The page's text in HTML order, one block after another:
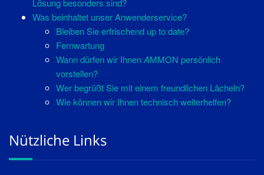
Was beinhaltet unser Anwenderservice?
Bleiben Sie erfrischend up to date?
Fernwartung
Wann dürfen wir IhnenAMMON persönlich
vorstellen?
Wer begrüßt Sie mit einem freundlichen Lächeln?
Wie können wir Ihnen technisch weiterhelfen?
Nützliche Links